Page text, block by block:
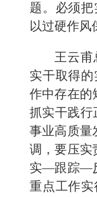
题。必须把
以过硬作风
王云甫
实干取得
作中存在的
抓实干践行
事业高质量
调，要压
实—跟踪—
重点工作